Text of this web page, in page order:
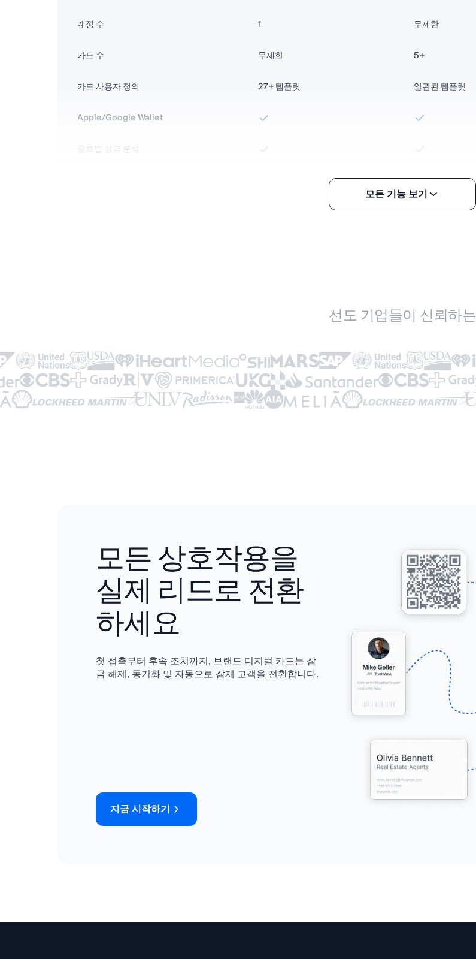
계정 수 1 무제한
카드 수 무제한 5+
카드 사용자 정의 27+템플릿 일관된 템플릿
Apple/Google Wallet
글로벌 성과 분석
개인 DBC 관리자
고급 기능
모든 기능 보기
선도 기업들이 신뢰하는
모든 상호작용을
실제 리드로 전환
하세요
첫 접촉부터 후속 조치까지, 브랜드 디지털 카드는 잠
금 해제, 동기화 및 자동으로 잠재 고객을 전환합니다.
지금 시작하기